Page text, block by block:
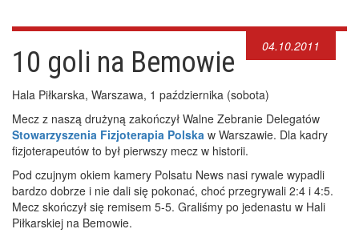
04.10.2011
10 goli na Bemowie
Hala Piłkarska, Warszawa, 1 października (sobota)
Mecz z naszą drużyną zakończył Walne Zebranie Delegatów
Stowarzyszenia Fizjoterapia Polska w Warszawie. Dla kadry
fizjoterapeutów to był pierwszy mecz w historii.
Pod czujnym okiem kamery Polsatu News nasi rywale wypadli
bardzo dobrze i nie dali się pokonać, choć przegrywali 2:4 i 4:5.
Mecz skończył się remisem 5-5. Graliśmy po jedenastu w Hali
Piłkarskiej na Bemowie.